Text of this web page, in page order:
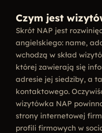
Czym jest
Skrót NAP jest
angielskiego: name,
wchodzą w skład
której zawierają się
adresie jej siedziby, a
kontaktowego.
wizytówka NAP
strony internetowej
profili firmowych w